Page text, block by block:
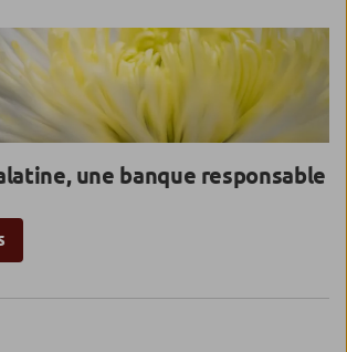
une banque responsable